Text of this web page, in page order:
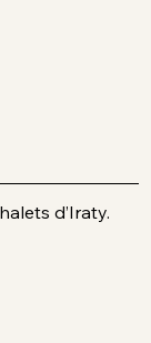
d’Iraty.